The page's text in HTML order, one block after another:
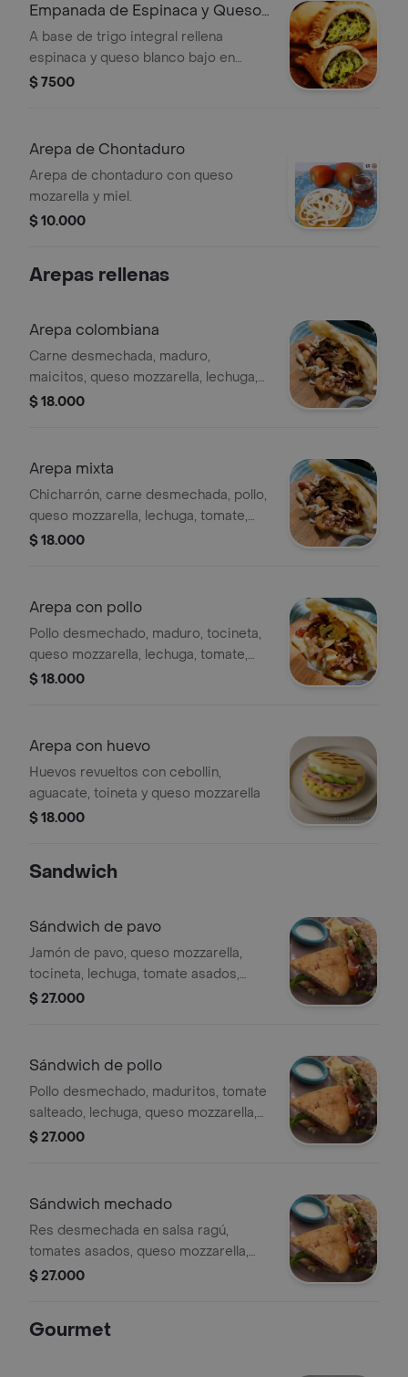
Empanada de Espinaca y Queso
Del Origen
A base de trigo integral rellena
espinaca y queso blanco bajo en
grasa y sal. (unidad).
$ 7500
Arepa de Chontaduro
Arepa de chontaduro con queso
mozarella y miel.
$ 10.000
Arepas rellenas
Arepa colombiana
Carne desmechada, maduro,
maicitos, queso mozzarella, lechuga,
tomate, salsa de la casa.
$ 18.000
Arepa mixta
Chicharrón, carne desmechada, pollo,
queso mozzarella, lechuga, tomate,
salsa de la casa.
$ 18.000
Arepa con pollo
Pollo desmechado, maduro, tocineta,
queso mozzarella, lechuga, tomate,
salsa de la casa.
$ 18.000
Arepa con huevo
Huevos revueltos con cebollin,
aguacate, toineta y queso mozzarella
$ 18.000
Sandwich
Sándwich de pavo
Jamón de pavo, queso mozzarella,
tocineta, lechuga, tomate asados,
cebolla caramelizada, reducción de
$ 27.000
Sándwich de pollo
Pollo desmechado, maduritos, tomate
salteado, lechuga, queso mozzarella,
reducción de vinagre balsámico.
$ 27.000
Sándwich mechado
Res desmechada en salsa ragú,
tomates asados, queso mozzarella,
lechuga, maduritos.
$ 27.000
Gourmet